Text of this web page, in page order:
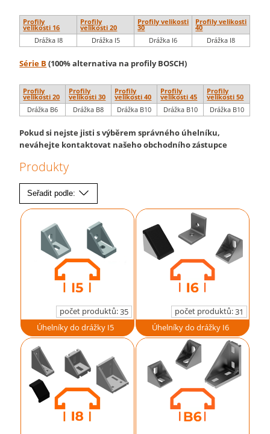
Profily
velikosti 16
Profily
velikosti 20
Profily velikosti
30
Profily velikosti
40
Drážka I8
Drážka I5 Drážka I6 Drážka I8
Série B (100% alternativa na profily BOSCH)
Profily
velikosti 20
Profily
velikosti 30
Profily
velikosti 40
Profily
velikosti 45
Profily
velikosti 50
Drážka B6
Drážka B8 Drážka B10 Drážka B10 Drážka B10
Pokud si nejste jisti s výběrem správného úhelníku,
neváhejte kontaktovat našeho obchodního zástupce
Produkty
Seřadit podle:
počet produktů:35
Úhelníky do drážky I5
počet produktů:31
Úhelníky do drážky I6